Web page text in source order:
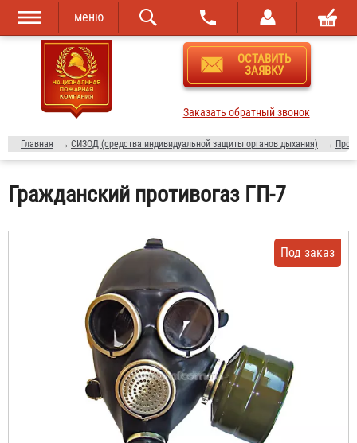
Перейти к
основному
содержанию
Skip to
navigation
меню
ОСТАВИТЬ
ЗАЯВКУ
Заказать обратный звонок
Главная → СИЗОД (средства индивидуальной защиты органов дыхания) →
Гражданский противогаз ГП-7
Под заказ